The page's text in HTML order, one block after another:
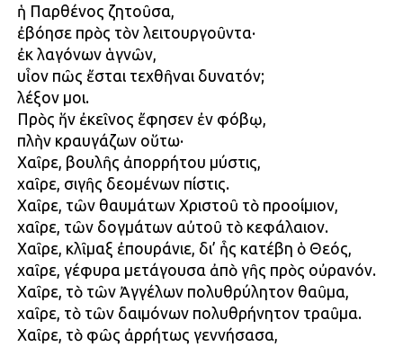
ἡ Παρθένος ζητοῦσα,
ἐβόησε πρὸς τὸν λειτουργοῦντα·
ἐκ λαγόνων ἁγνῶν,
υἷον πῶς ἔσται τεχθῆναι δυνατόν;
λέξον μοι.
Πρὸς ἥν ἐκεῖνος ἔφησεν ἐν φόβῳ,
πλὴν κραυγάζων οὕτω·
Χαῖρε, βουλῆς ἀπορρήτου μύστις,
χαῖρε, σιγῆς δεομένων πίστις.
Χαῖρε, τῶν θαυμάτων Χριστοῦ τὸ προοίμιον,
χαῖρε, τῶν δογμάτων αὐτοῦ τὸ κεφάλαιον.
Χαῖρε, κλῖμαξ ἐπουράνιε, δι’ ἧς κατέβη ὁ Θεός,
χαῖρε, γέφυρα μετάγουσα ἀπὸ γῆς πρὸς οὐρανόν.
Χαῖρε, τὸ τῶν Ἀγγέλων πολυθρύλητον θαῦμα,
χαῖρε, τὸ τῶν δαιμόνων πολυθρήνητον τραῦμα.
Χαῖρε, τὸ φῶς ἀρρήτως γεννήσασα,